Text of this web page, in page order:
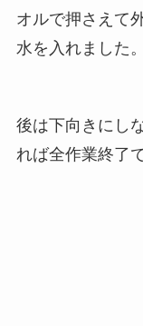
オルで押さえて
水を入れました。
後は下向きにし
れば全作業終了